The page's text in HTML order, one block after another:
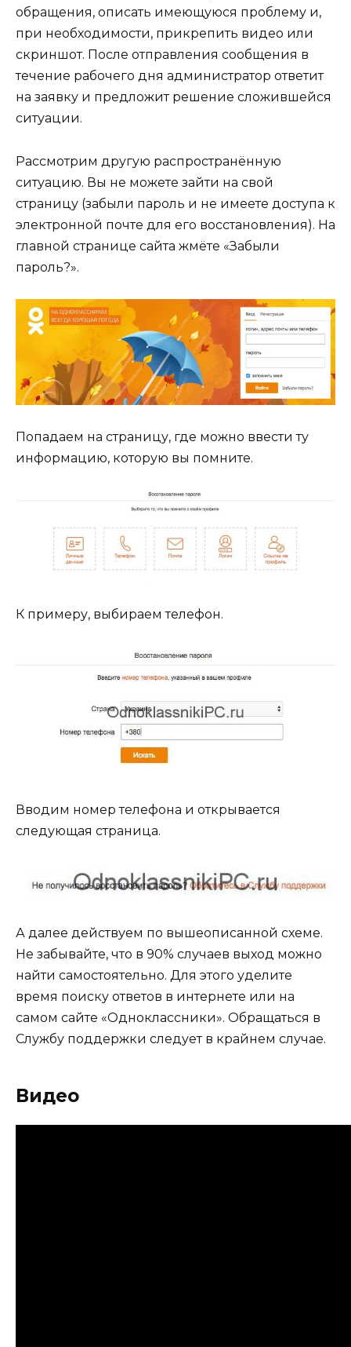
обращения, описать имеющуюся проблему и,
при необходимости, прикрепить видео или
скриншот. После отправления сообщения в
течение рабочего дня администратор ответит
на заявку и предложит решение сложившейся
ситуации.
Рассмотрим другую распространённую
ситуацию. Вы не можете зайти на свой
страницу (забыли пароль и не имеете доступа к
электронной почте для его восстановления). На
главной странице сайта жмёте «Забыли
пароль?».
Попадаем на страницу, где можно ввести ту
информацию, которую вы помните.
К примеру, выбираем телефон.
Вводим номер телефона и открывается
следующая страница.
А далее действуем по вышеописанной схеме.
Не забывайте, что в 90% случаев выход можно
найти самостоятельно. Для этого уделите
время поиску ответов в интернете или на
самом сайте «Одноклассники». Обращаться в
Службу поддержки следует в крайнем случае.
Видео